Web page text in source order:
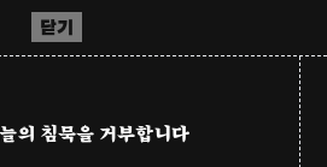
닫기
의 침묵을 거부합니다